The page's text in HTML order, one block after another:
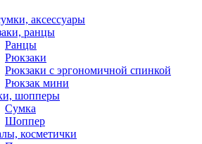
аксессуары
ранцы
Ранцы
Рюкзаки
Рюкзаки с эргономичной спинкой
Рюкзак мини
шопперы
Сумка
Шоппер
косметички